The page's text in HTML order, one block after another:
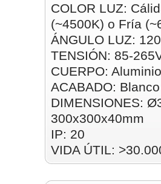
COLOR LUZ:
(~4500K) o Fría
ÁNGULO LUZ:
TENSIÓN: 85-
CUERPO: Aluminio
ACABADO: Blanco
DIMENSIONES:
300x300x40mm
IP: 20
VIDA ÚTIL: